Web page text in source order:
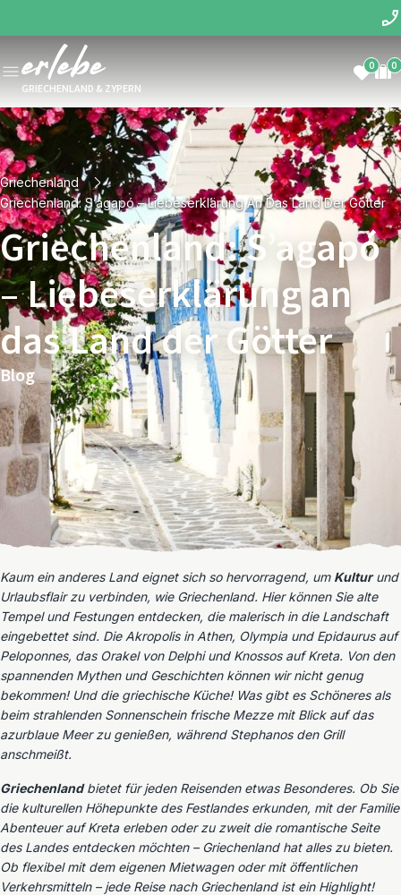
GRIECHENLAND & ZYPERN
0 0
Griechenland
Griechenland: S’agapó – Liebeserklärung An Das Land Der Götter
Griechenland: S’agapó
– Liebeserklärung an
das Land der Götter
Blog
Kaum ein anderes Land eignet sich so hervorragend, um Kulturund
Urlaubsflair zu verbinden, wie Griechenland. Hier können Sie alte
Tempel und Festungen entdecken, die malerisch in die Landschaft
eingebettet sind. Die Akropolis in Athen, Olympia und Epidaurus auf
Peloponnes, das Orakel von Delphi und Knossos auf Kreta. Von den
spannenden Mythen und Geschichten können wir nicht genug
bekommen! Und die griechische Küche! Was gibt es Schöneres als
beim strahlenden Sonnenschein frische Mezze mit Blick auf das
azurblaue Meer zu genießen, während Stephanos den Grill
anschmeißt.
Griechenlandbietet für jeden Reisenden etwas Besonderes. Ob Sie
die kulturellen Höhepunkte des Festlandes erkunden, mit der Familie
Abenteuer auf Kreta erleben oder zu zweit die romantische Seite
des Landes entdecken möchten – Griechenland hat alles zu bieten.
Ob flexibel mit dem eigenen Mietwagen oder mit öffentlichen
Verkehrsmitteln – jede Reise nach Griechenland ist ein Highlight!